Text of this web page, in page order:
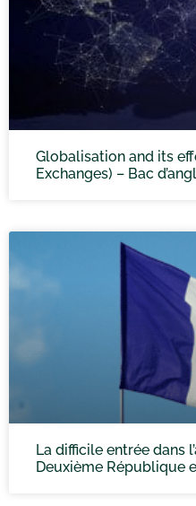
Globalisation and its
Exchanges) – Bac
La difficile entrée dans
Deuxième République